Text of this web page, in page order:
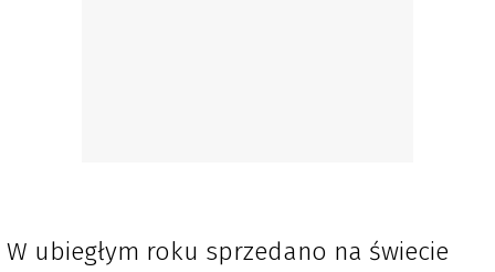
W ubiegłym roku sprzedano na świecie